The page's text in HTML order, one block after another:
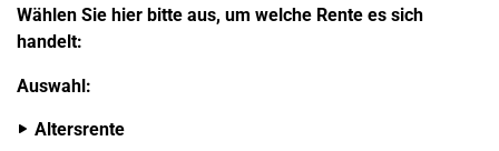
Wählen Sie hier bitte aus, um welche Rente es sich
handelt:
Auswahl:
Altersrente